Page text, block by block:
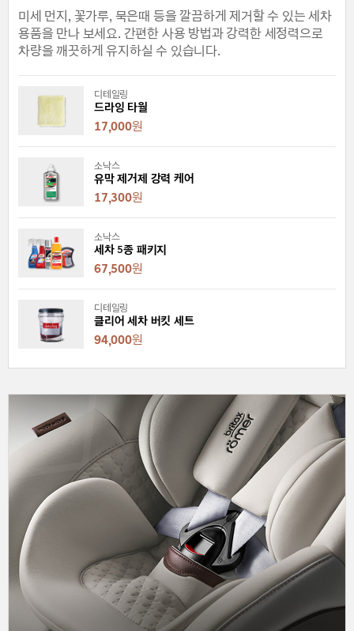
미세 먼지, 꽃가루, 묵은때 등을 깔끔하게 제거할 수 있는 세차
용품을 만나 보세요. 간편한 사용 방법과 강력한 세정력으로
차량을 깨끗하게 유지하실 수 있습니다.
디테일링
드라잉 타월
17,000원
소낙스
유막 제거제 강력 케어
17,300원
소낙스
세차 5종 패키지
67,500원
디테일링
클리어 세차 버킷 세트
94,000원